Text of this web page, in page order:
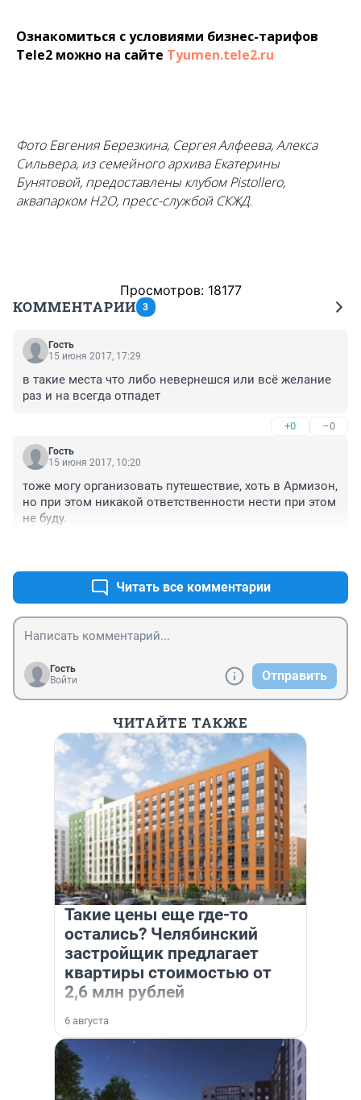
Ознакомиться с условиями бизнес-тарифов
Tele2 можно на сайте Tyumen.tele2.ru
Фото Евгения Березкина, Сергея Алфеева, Алекса
Сильвера, из семейного архива Екатерины
Бунятовой, предоставлены клубом Pistollero,
аквапарком H2O, пресс-службой СКЖД.
Просмотров: 18177
КОММЕНТАРИИ 3
Гость
15 июня 2017, 17:29
в такие места что либо невернешся или всё желание
раз и на всегда отпадет
+0 –0
Гость
15 июня 2017, 10:20
тоже могу организовать путешествие, хоть в Армизон,
но при этом никакой ответственности нести при этом
не буду.
Читать все комментарии
Гость
Войти
Отправить
ЧИТАЙТЕ ТАКЖЕ
Такие цены еще где-то
остались? Челябинский
застройщик предлагает
квартиры стоимостью от
2,6 млн рублей
6 августа